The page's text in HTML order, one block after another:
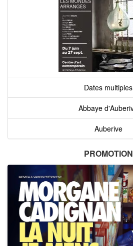
Dates multiples
Abbaye
Auberive
PROMOTION